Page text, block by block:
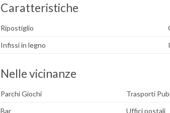
Caratteristiche
Ripostiglio
Infissi in legno
Nelle vicinanze
Parchi Giochi Trasporti
Bar
Uffici postali